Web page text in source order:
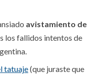
avistamiento de
los fallidos intentos de
tatuaje(que juraste que